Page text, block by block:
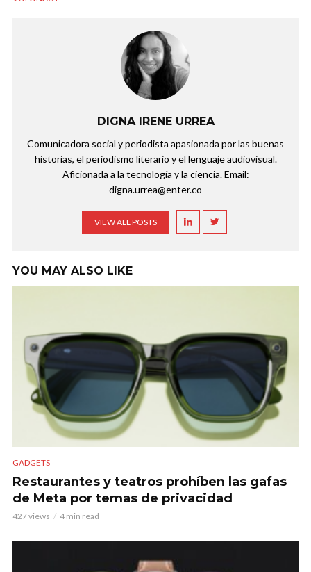
DIGNA IRENE URREA
Comunicadora social y periodista apasionada por las buenas
historias, el periodismo literario y el lenguaje audiovisual.
Aficionada a la tecnología y la ciencia. Email:
digna.urrea@enter.co
VIEW ALL POSTS
YOU MAY ALSO LIKE
GADGETS
Restaurantes y teatros prohíben las gafas
de Meta por temas de privacidad
427 views 4 min read